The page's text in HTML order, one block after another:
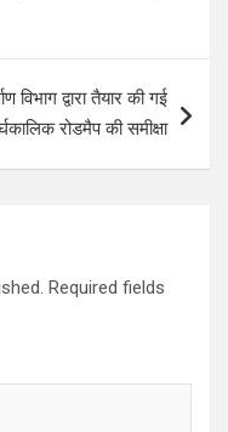
विभाग द्वारा तैयार की गई
रोडमैप की समीक्षा
Required fields